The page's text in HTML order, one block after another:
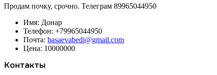
Продам почку, срочно. Телеграм 89965044950
Имя: Донар
Телефон: +79965044950
Почта: basaevabedi@gmail.com
Цена: 10000000
Контакты